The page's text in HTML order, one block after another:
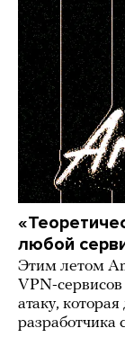
любой
Этим летом
VPN-
атаку,
разработчика